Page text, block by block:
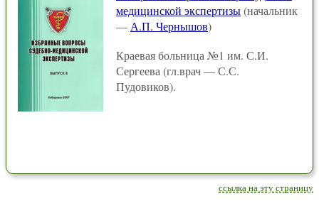
медицинской экспертизы(начальник
— А.П. Чернышов)
Краевая больница №1 им. С.И.
Сергеева (гл.врач — С.С.
Пудовиков).
ссылка на эту страницу